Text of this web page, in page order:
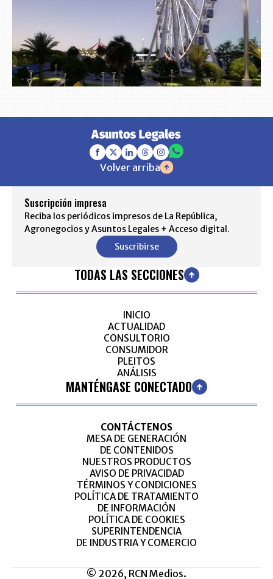
Volver arriba
Suscripción impresa
Reciba los periódicos impresos de La República,
Agronegocios y Asuntos Legales + Acceso digital.
Suscribirse
TODAS LAS SECCIONES
INICIO
ACTUALIDAD
CONSULTORIO
CONSUMIDOR
PLEITOS
ANÁLISIS
MANTÉNGASE CONECTADO
CONTÁCTENOS
MESA DE GENERACIÓN
DE CONTENIDOS
NUESTROS PRODUCTOS
AVISO DE PRIVACIDAD
TÉRMINOS Y CONDICIONES
POLÍTICA DE TRATAMIENTO
DE INFORMACIÓN
POLÍTICA DE COOKIES
SUPERINTENDENCIA
DE INDUSTRIA Y COMERCIO
© 2026, RCN Medios.